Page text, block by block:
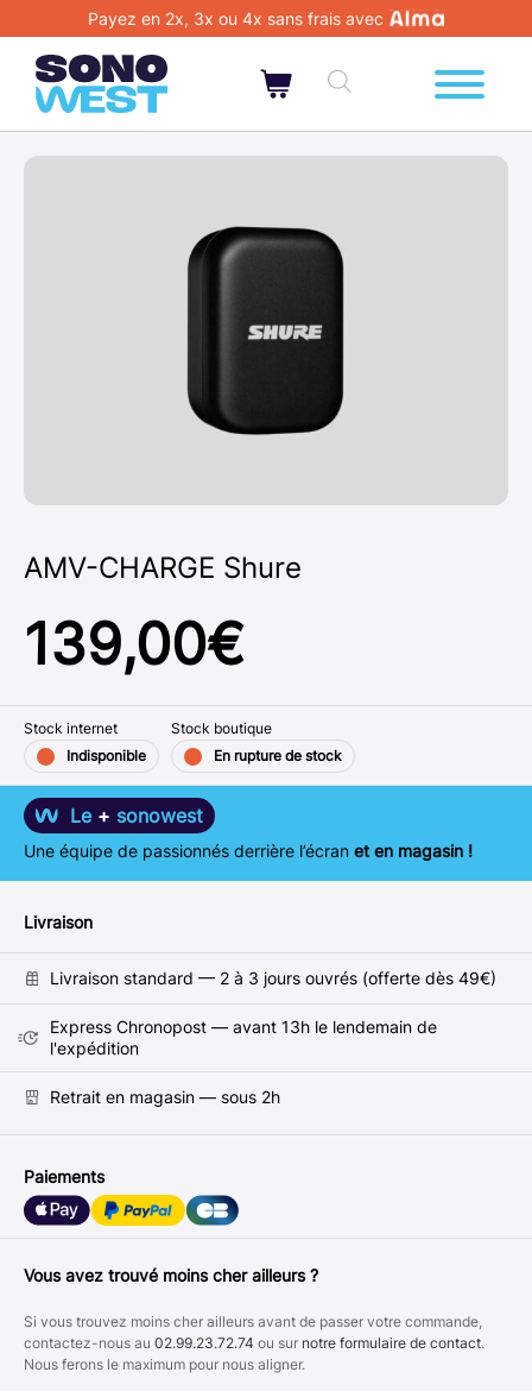
Payez en 2x, 3x ou 4x sans frais avec
AMV-CHARGE Shure
139,00€
Stock internet
Indisponible
Stock boutique
En rupture de stock
Le + sonowest
Une équipe de passionnés derrière l’écran et en magasin !
Livraison
Livraison standard — 2 à 3 jours ouvrés (offerte dès 49€)
Express Chronopost — avant 13h le lendemain de
l'expédition
Retrait en magasin — sous 2h
Paiements
Vous avez trouvé moins cher ailleurs ?
Si vous trouvez moins cher ailleurs avant de passer votre commande,
contactez-nous au 02.99.23.72.74 ou sur notre formulaire de contact.
Nous ferons le maximum pour nous aligner.